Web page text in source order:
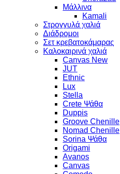
Μάλλινα
Kamali
Στρογγυλά χαλιά
Διάδρομοι
Σετ κρεβατοκάμαρας
Καλοκαιρινά χαλιά
Canvas New
JUT
Ethnic
Lux
Stella
Crete Ψάθα
Duppis
Groove Chenille
Nomad Chenille
Sorina Ψάθα
Origami
Avanos
Canvas